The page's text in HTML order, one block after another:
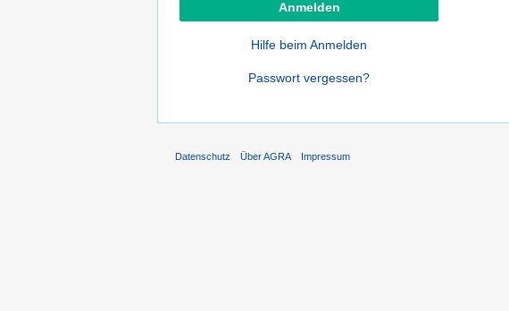
Hilfe beim Anmelden
Passwort vergessen?
Datenschutz Über AGRA Impressum